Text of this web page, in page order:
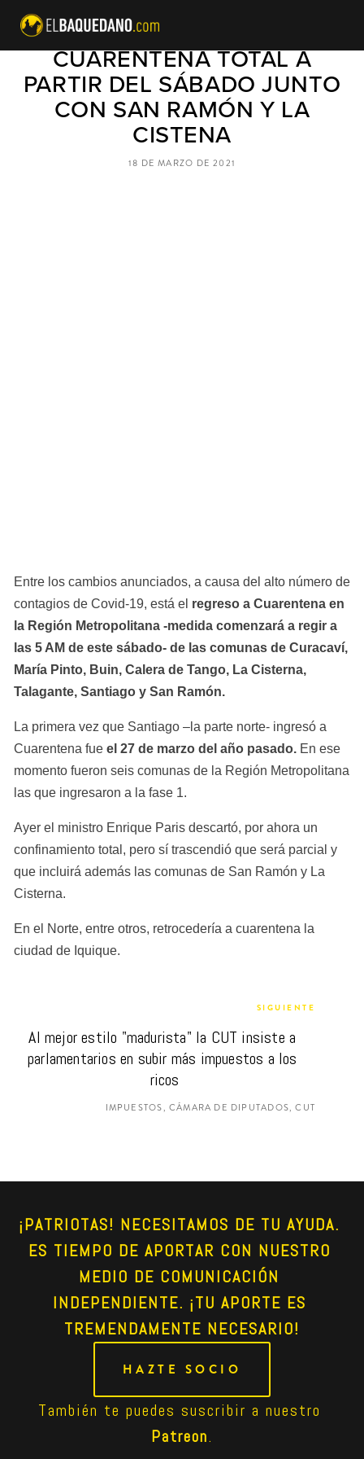
SANTIAGO CENTRO A
CUARENTENA TOTAL A
PARTIR DEL SÁBADO JUNTO
CON SAN RAMÓN Y LA
CISTENA
Entre los cambios anunciados, a causa del alto número de
contagios de Covid-19, está el regreso a Cuarentena en
la Región Metropolitana -medida comenzará a regir a
las 5 AM de este sábado- de las comunas de Curacaví,
María Pinto, Buin, Calera de Tango, La Cisterna,
Talagante, Santiago y San Ramón.
La primera vez que Santiago –la parte norte- ingresó a
Cuarentena fue el 27 de marzo del año pasado. En ese
momento fueron seis comunas de la Región Metropolitana
las que ingresaron a la fase 1.
Ayer el ministro Enrique Paris descartó, por ahora un
confinamiento total, pero sí trascendió que será parcial y
que incluirá además las comunas de San Ramón y La
Cisterna.
En el Norte, entre otros, retrocedería a cuarentena la
ciudad de Iquique.
18 DE MARZO DE 2021
SIGUIENTE
Al mejor estilo "madurista" la CUT insiste a
parlamentarios en subir más impuestos a los
ricos
IMPUESTOS, CÁMARA DE DIPUTADOS, CUT
¡PATRIOTAS! NECESITAMOS DE TU AYUDA.
ES TIEMPO DE APORTAR CON NUESTRO
MEDIO DE COMUNICACIÓN
INDEPENDIENTE. ¡TU APORTE ES
TREMENDAMENTE NECESARIO!
HAZTE SOCIO
Patreon.